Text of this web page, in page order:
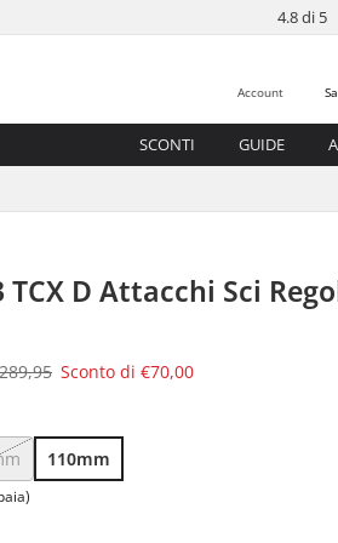
4.8 di 5
Account
SCONTI GUIDE
D Attacchi Sci
Sconto di€70,00
110mm